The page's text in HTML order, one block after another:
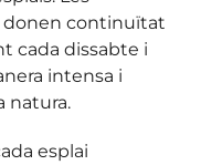
donen continuïtat
cada dissabte i
intensa i
natura.
esplai